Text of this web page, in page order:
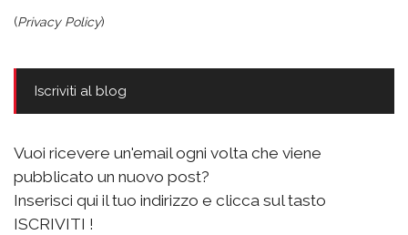
(Privacy Policy)
Iscriviti al blog
Vuoi ricevere un'email ogni volta che viene
pubblicato un nuovo post?
Inserisci qui il tuo indirizzo e clicca sul tasto
ISCRIVITI !